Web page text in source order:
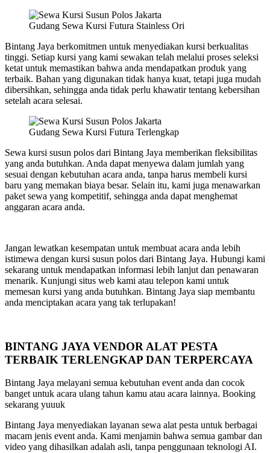
Gudang Sewa Kursi Futura Stainless Ori
Bintang Jaya berkomitmen untuk menyediakan kursi berkualitas
tinggi. Setiap kursi yang kami sewakan telah melalui proses seleksi
ketat untuk memastikan bahwa anda mendapatkan produk yang
terbaik. Bahan yang digunakan tidak hanya kuat, tetapi juga mudah
dibersihkan, sehingga anda tidak perlu khawatir tentang kebersihan
setelah acara selesai.
Gudang Sewa Kursi Futura Terlengkap
Sewa kursi susun polos dari Bintang Jaya memberikan fleksibilitas
yang anda butuhkan. Anda dapat menyewa dalam jumlah yang
sesuai dengan kebutuhan acara anda, tanpa harus membeli kursi
baru yang memakan biaya besar. Selain itu, kami juga menawarkan
paket sewa yang kompetitif, sehingga anda dapat menghemat
anggaran acara anda.
Jangan lewatkan kesempatan untuk membuat acara anda lebih
istimewa dengan kursi susun polos dari Bintang Jaya. Hubungi kami
sekarang untuk mendapatkan informasi lebih lanjut dan penawaran
menarik. Kunjungi situs web kami atau telepon kami untuk
memesan kursi yang anda butuhkan. Bintang Jaya siap membantu
anda menciptakan acara yang tak terlupakan!
BINTANG JAYA VENDOR ALAT PESTA
TERBAIK TERLENGKAP DAN TERPERCAYA
Bintang Jaya melayani semua kebutuhan event anda dan cocok
banget untuk acara ulang tahun kamu atau acara lainnya. Booking
sekarang yuuuk
Bintang Jaya menyediakan layanan sewa alat pesta untuk berbagai
macam jenis event anda. Kami menjamin bahwa semua gambar dan
video yang dihasilkan adalah asli, tanpa penggunaan teknologi AI.